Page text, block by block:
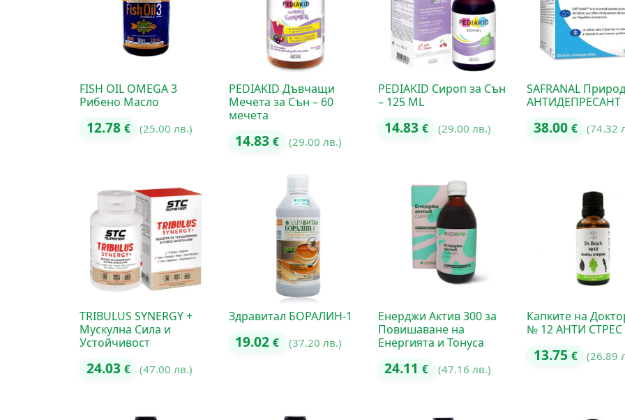
FISH OIL OMEGA 3
Рибено Масло
12.78 € (25.00 лв.)
PEDIAKID Дъвчащи
Мечета за Сън – 60
мечета
14.83€ (29.00 лв.)
PEDIAKID Сироп за Сън
– 125 ML
14.83€ (29.00 лв.)
SAFRANAL
АНТИДЕПРЕСАНТ
38.00 € (74.32
TRIBULUS SYNERGY +
Мускулна Сила и
Устойчивост
24.03 € (47.00 лв.)
Здравитал БОРАЛИН-1
19.02€ (37.20 лв.)
Енерджи Актив 300 за
Повишаване на
Енергията и Тонуса
24.11€ (47.16 лв.)
Капките на
№ 12 АНТИ СТРЕС
13.75 € (26.89